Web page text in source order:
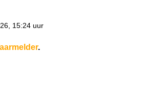
15:24 uur
.